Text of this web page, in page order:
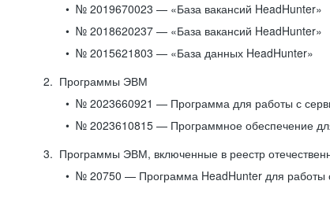
№ 2019670023 — «База вакансий HeadHunter»
№ 2018620237 — «База вакансий HeadHunter»
№ 2015621803 — «База данных HeadHunter»
Программы ЭВМ
№ 2023660921 — Программа для работы с
№ 2023610815 — Программное обеспечение
Программы ЭВМ, включенные в реестр
№ 20750 — Программа HeadHunter для работы